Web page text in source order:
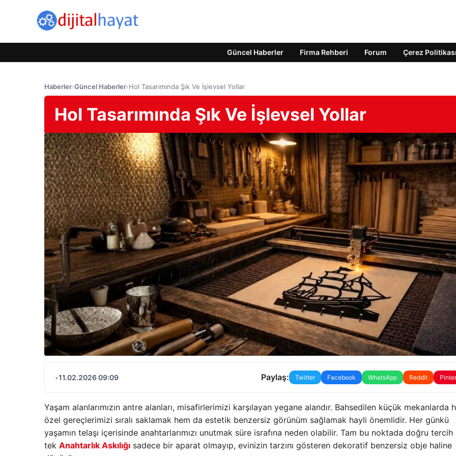
Güncel Haberler Firma Rehberi Forum Çerez Politikası
Haberler›Güncel Haberler›Hol Tasarımında Şık Ve İşlevsel Yollar
Hol Tasarımında Şık Ve İşlevsel Yollar
•11.02.2026 09:09 Paylaş: Twitter Facebook WhatsApp Reddit
Yaşam alanlarımızın antre alanları, misafirlerimizi karşılayan yegane alandır. Bahsedilen küçük mekanlarda
özel gereçlerimizi sıralı saklamak hem da estetik benzersiz görünüm sağlamak hayli önemlidir. Her günkü
yaşamın telaşı içerisinde anahtarlarımızı unutmak süre israfına neden olabilir. Tam bu noktada doğru tercih
tek Anahtarlık Askılığı sadece bir aparat olmayıp, evinizin tarzını gösteren dekoratif benzersiz obje haline